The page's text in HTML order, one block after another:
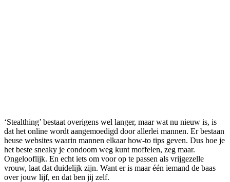
‘Stealthing’ bestaat overigens wel langer, maar wat nu nieuw is, is
dat het online wordt aangemoedigd door allerlei mannen. Er bestaan
heuse websites waarin mannen elkaar how-to tips geven. Dus hoe je
het beste sneaky je condoom weg kunt moffelen, zeg maar.
Ongelooflijk. En echt iets om voor op te passen als vrijgezelle
vrouw, laat dat duidelijk zijn. Want er is maar één iemand de baas
over jouw lijf, en dat ben jij zelf.